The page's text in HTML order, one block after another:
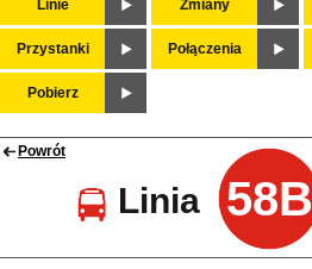
Linie Zmiany
Przystanki Połączenia
Pobierz
Powrót
Linia 58B